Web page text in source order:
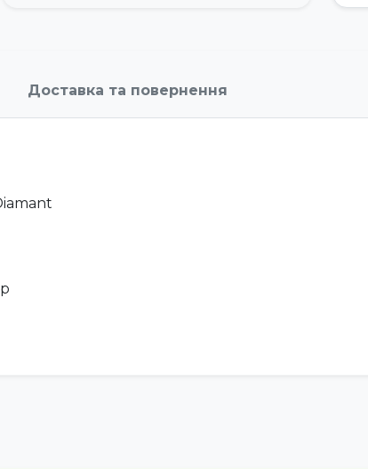
Доставка та повернення